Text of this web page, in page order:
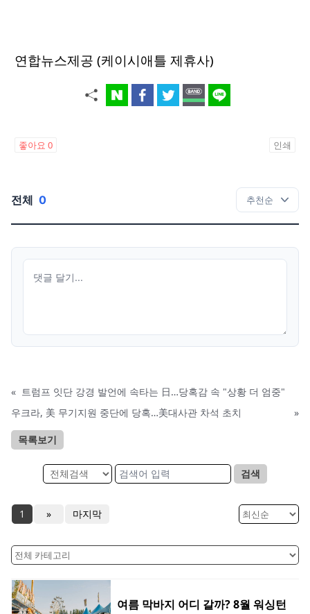
연합뉴스제공 (케이시애틀 제휴사)
좋아요 0 인쇄
전체 0
« 트럼프 잇단 강경 발언에 속타는 日…당혹감 속 "상황 더 엄중"
우크라, 美 무기지원 중단에 당혹…美대사관 차석 초치
»
목록보기
검색
1 » 마지막
여름 막바지 어디 갈까? 8월 워싱턴